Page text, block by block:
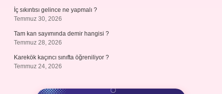
İç sıkıntısı gelince ne yapmalı ?
Temmuz 30, 2026
Tam kan sayımında demir hangisi ?
Temmuz 28, 2026
Karekök kaçıncı sınıfta öğreniliyor ?
Temmuz 24, 2026